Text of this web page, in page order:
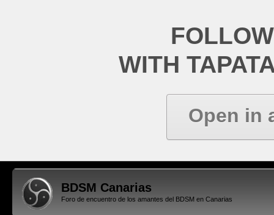
WITH
Open in
BDSM Canarias
Foro de encuentro de los amantes del BDSM en Canarias